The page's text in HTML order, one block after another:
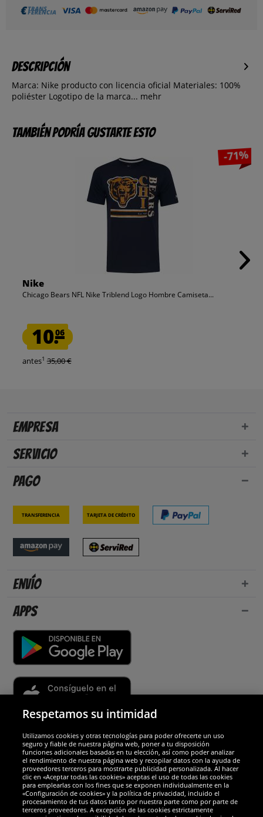
Descripción
Marca: Nike producto con licencia oficial Materiales: 100%
poliéster Logotipo de la marca... mehr
También podría gustarte esto
-71%
Nike
Chicago Bears NFL Nike Triblend Logo Hombre Camiseta...
10.06
antes1 35,00 €
Empresa
Servicio
Pago
Transferencia Tarjeta de crédito
Envío
Apps
Socios y seguridad
Galardones
Respetamos su intimidad
Utilizamos cookies y otras tecnologías para poder ofrecerte un uso
seguro y fiable de nuestra página web, poner a tu disposición
funciones adicionales basadas en tu elección, así como poder analizar
el rendimiento de nuestra página web y recopilar datos con la ayuda de
proveedores terceros para mostrarte publicidad personalizada. Al hacer
clic en «Aceptar todas las cookies» aceptas el uso de todas las cookies
para emplearlas con los fines que se exponen individualmente en la
«Configuración de cookies» y la política de privacidad, incluido el
procesamiento de tus datos tanto por nuestra parte como por parte de
terceros proveedores. A excepción de las cookies estrictamente